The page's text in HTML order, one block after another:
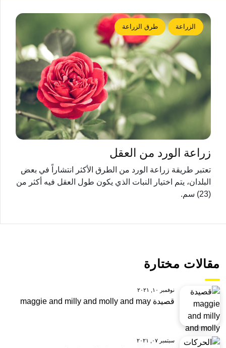
الزراعة طرق الزراعة
زراعة الورد من العقل
تعتبر طريقة زراعة الورد من الطرق الأكثر انتشاراً في بعض
البلدان، يتم اختيار النبات الذي يكون طول العقل فيه أكثر من
(23) سم.
مقالات مختارة
نوفمبر ١٠, ٢٠٢١
قصيدة maggie and milly and molly and may
سبتمبر ٠٧, ٢٠٢١